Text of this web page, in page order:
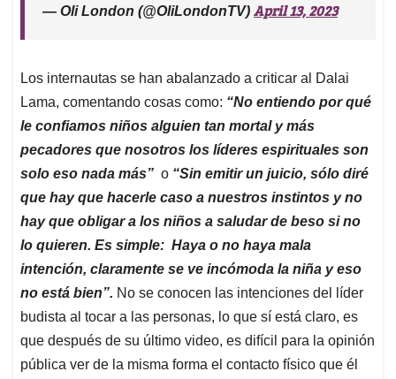
— Oli London (@OliLondonTV) April 13, 2023
Los internautas se han abalanzado a criticar al Dalai
Lama, comentando cosas como: “No entiendo por qué
le confiamos niños alguien tan mortal y más
pecadores que nosotros los líderes espirituales son
solo eso nada más” o “Sin emitir un juicio, sólo diré
que hay que hacerle caso a nuestros instintos y no
hay que obligar a los niños a saludar de beso si no
lo quieren. Es simple: Haya o no haya mala
intención, claramente se ve incómoda la niña y eso
no está bien”. No se conocen las intenciones del líder
budista al tocar a las personas, lo que sí está claro, es
que después de su último video, es difícil para la opinión
pública ver de la misma forma el contacto físico que él